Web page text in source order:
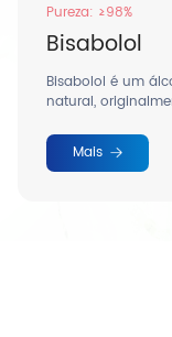
Pureza: ≥98%
Bisabolol
Bisabolol é um
natural,
Mais